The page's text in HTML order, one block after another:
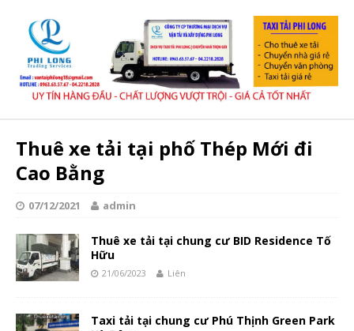
Thuê xe tải tại phố Thép Mới đi
Cao Bằng
07/12/2021 admin
Thuê xe tải tại chung cư BID Residence Tố
Hữu
21/06/2023 Liên
Taxi tải tại chung cư Phú Thịnh Green Park